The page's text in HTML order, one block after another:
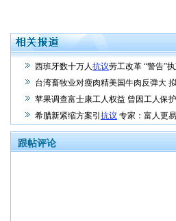
西班牙数十万人抗议劳工改革 “警告”
台湾畜牧业对瘦肉精美国牛肉反弹大
苹果调查富士康工人权益 曾因工人保
希腊新紧缩方案引 抗议 专家：富人更
跟帖评论